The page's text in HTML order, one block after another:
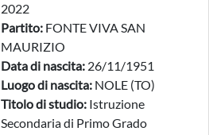
2022
Partito: FONTE VIVA SAN
MAURIZIO
Data di nascita: 26/11/1951
Luogo di nascita: NOLE (TO)
Titolo di studio: Istruzione
Secondaria di Primo Grado